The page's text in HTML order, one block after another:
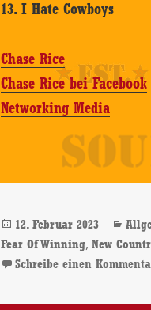
13. I Hate Cowboys
Chase Rice
Chase Rice bei Facebook
Networking Media
Veröffentlicht
am
12. Februar 2023
Fear Of Winning,New
Schreibe einen